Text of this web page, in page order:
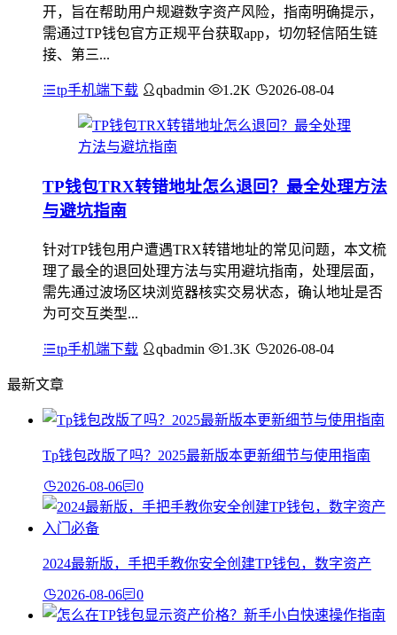
开，旨在帮助用户规避数字资产风险，指南明确提示，
需通过TP钱包官方正规平台获取app，切勿轻信陌生链
接、第三...
tp手机端下载 qbadmin 1.2K 2026-08-04
TP钱包TRX转错地址怎么退回？最全处理方法
与避坑指南
针对TP钱包用户遭遇TRX转错地址的常见问题，本文梳
理了最全的退回处理方法与实用避坑指南，处理层面，
需先通过波场区块浏览器核实交易状态，确认地址是否
为可交互类型...
tp手机端下载 qbadmin 1.3K 2026-08-04
最新文章
Tp钱包改版了吗？2025最新版本更新细节与使用指南
2026-08-06 0
2024最新版，手把手教你安全创建TP钱包，数字资产
2026-08-06 0